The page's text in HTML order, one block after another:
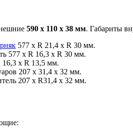
590 х 110 х 38 мм. Габариты
577 х R 21,4 х R 30 мм.
577 х R 16,3 х R 30 мм.
16,3 х R 13,5 мм.
207 х 31,4 х 32 мм.
207 х R31,4 х 32 мм.